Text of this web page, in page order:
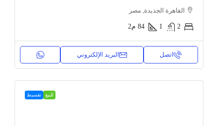
القاهرة الجديدة, مصر
2
1
84 م2
اتصل البريد الإلكتروني
للبيع تقسيط